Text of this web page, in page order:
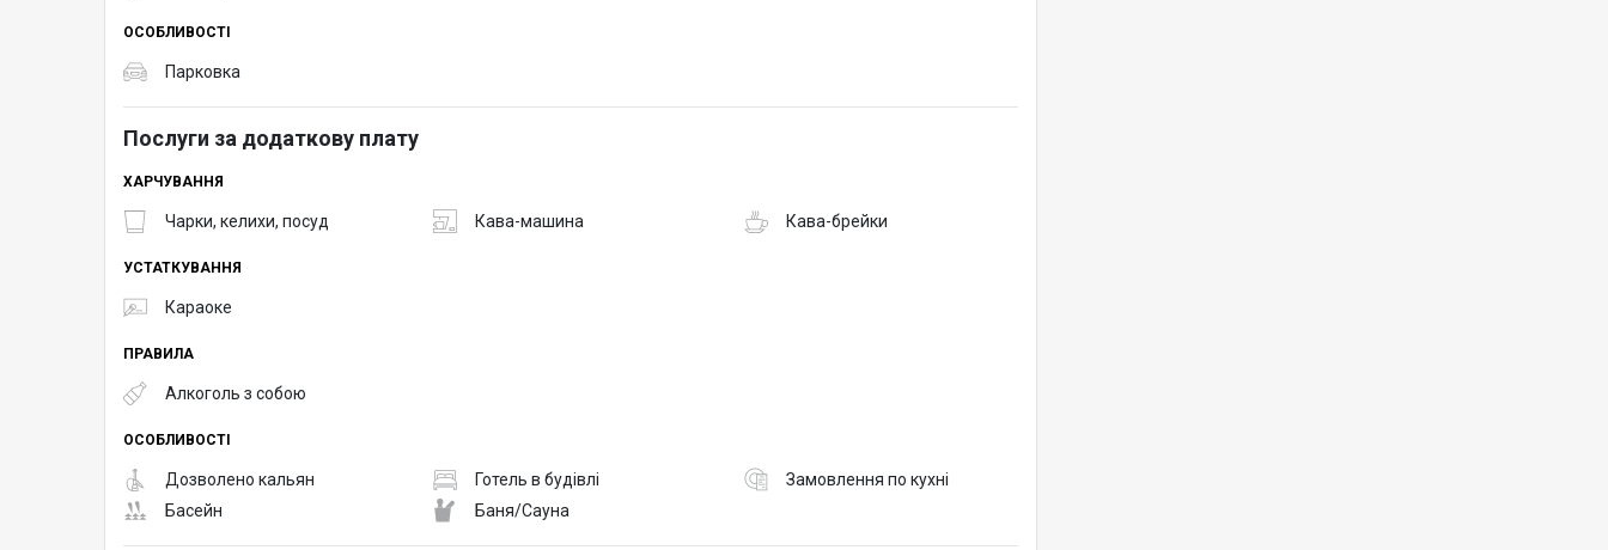
ОСОБЛИВОСТІ
Парковка
Послуги за додаткову плату
ХАРЧУВАННЯ
Чарки, келихи, посуд Кава-машина Кава-брейки
УСТАТКУВАННЯ
Караоке
ПРАВИЛА
Алкоголь з собою
ОСОБЛИВОСТІ
Дозволено кальян Готель в будівлі
Замовлення по кухні
Басейн
Баня/Сауна